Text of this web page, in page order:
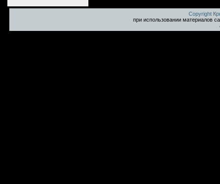
Copyright
при использовании материалов